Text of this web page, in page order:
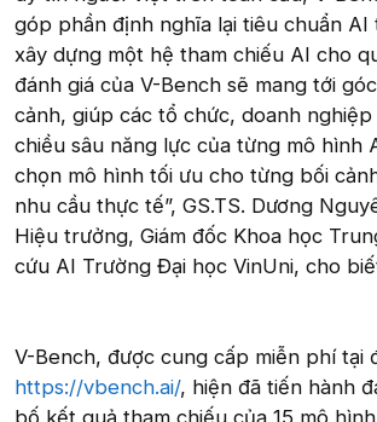
góp phần định nghĩa lại tiêu chuẩn AI
xây dựng một hệ tham chiếu AI cho
đánh giá của V-Bench sẽ mang tới
cảnh, giúp các tổ chức, doanh nghiệp
chiều sâu năng lực của từng mô hình
chọn mô hình tối ưu cho từng bối
nhu cầu thực tế”, GS.TS. Dương
Hiệu trưởng, Giám đốc Khoa học
cứu AI Trường Đại học VinUni, cho
V-Bench, được cung cấp miễn phí tại
https://vbench.ai/, hiện đã tiến hành
bố kết quả tham chiếu của 15 mô